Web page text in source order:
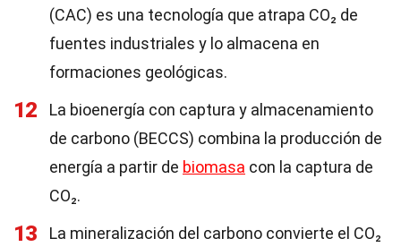
(CAC) es una tecnología que atrapa CO₂ de
fuentes industriales y lo almacena en
formaciones geológicas.
12
La bioenergía con captura y almacenamiento
de carbono (BECCS) combina la producción de
energía a partir de biomasa con la captura de
CO₂.
13
La mineralización del carbono convierte el CO₂